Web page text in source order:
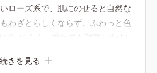
ローズ系で、肌にのせると自然な
わざとらしくならず、ふわっと色
手すぎず普段使いしやすいカラー
続きを見る